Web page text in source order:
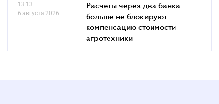
13.13
6 августа 2026
Расчеты через два банка
больше не блокируют
компенсацию стоимости
агротехники